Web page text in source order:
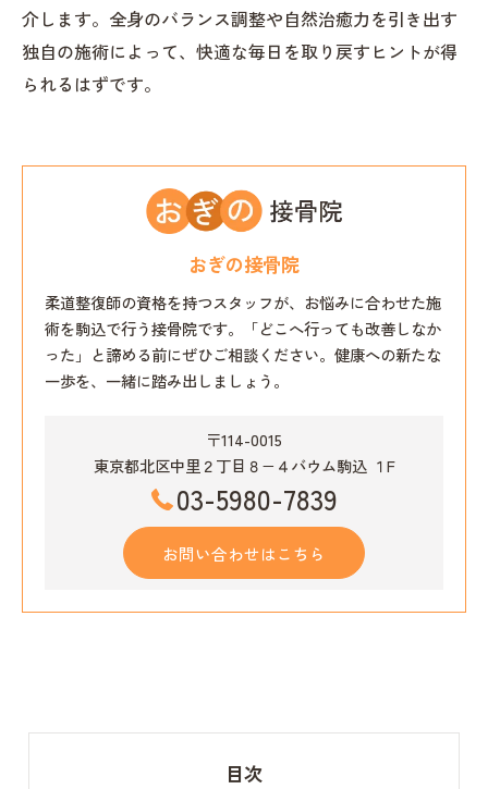
介します。全身のバランス調整や自然治癒力を引き出す
独自の施術によって、快適な毎日を取り戻すヒントが得
られるはずです。
おぎの接骨院
柔道整復師の資格を持つスタッフが、お悩みに合わせた施
術を駒込で行う接骨院です。「どこへ行っても改善しなか
った」と諦める前にぜひご相談ください。健康への新たな
一歩を、一緒に踏み出しましょう。
〒114-0015
東京都北区中里２丁目８−４バウム駒込 １F
03-5980-7839
お問い合わせはこちら
目次